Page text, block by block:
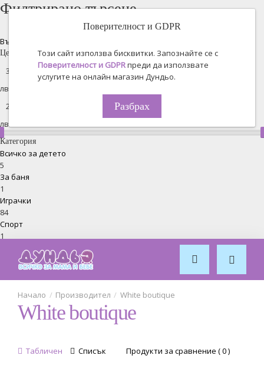
Филтрирано търсене
Възстановяване на всички
Цена
лв. -
лв.
Категория
Всичко за детето
5
За баня
1
Играчки
84
Спорт
1
Обзавеждане за стая
Поверителност и GDPR
Този сайт използва бисквитки. Запознайте се с
Поверителност и GDPRпреди да използвате
услугите на онлайн магазин Дундьо.
Разбрах
Производител White boutique
White boutique
Табличен Списък Продукти за сравнение ( 0 )